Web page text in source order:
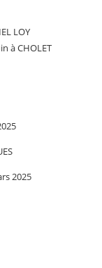
LOY
à CHOLET
2025